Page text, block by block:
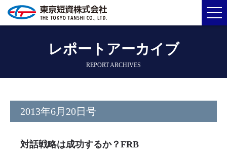
レポートアーカイブ
REPORT ARCHIVES
2013年6月20日号
対話戦略は成功するか？FRB